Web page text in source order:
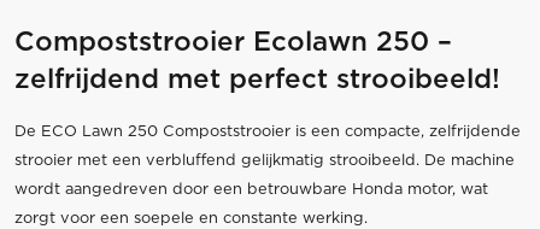
Compoststrooier Ecolawn 250 –
zelfrijdend met perfect strooibeeld!
De ECO Lawn 250 Compoststrooier is een compacte, zelfrijdende
strooier met een verbluffend gelijkmatig strooibeeld. De machine
wordt aangedreven door een betrouwbare Honda motor, wat
zorgt voor een soepele en constante werking.